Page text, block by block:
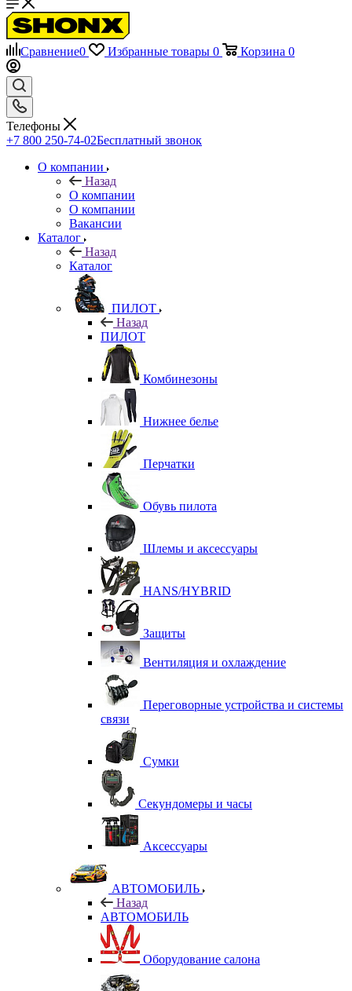
Сравнение0 Избранные товары 0 Корзина 0
Телефоны
+7 800 250-74-02Бесплатный звонок
О компании
Назад
О компании
О компании
Вакансии
Каталог
Назад
Каталог
ПИЛОТ
Назад
ПИЛОТ
Комбинезоны
Нижнее белье
Перчатки
Обувь пилота
Шлемы и аксессуары
HANS/HYBRID
Защиты
Вентиляция и охлаждение
Переговорные устройства и системы
связи
Сумки
Секундомеры и часы
Аксессуары
АВТОМОБИЛЬ
Назад
АВТОМОБИЛЬ
Оборудование салона